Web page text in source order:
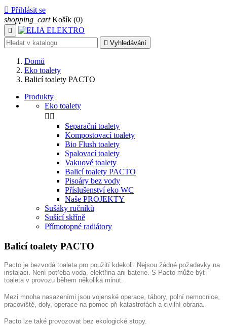
 Přihlásit se
shopping_cart Košík (0)

 Vyhledávání
Domů
Eko toalety
Balicí toalety PACTO
Produkty
Eko toalety
 
Separační toalety
Kompostovací toalety
Bio Flush toalety
Spalovací toalety
Vakuové toalety
Balicí toalety PACTO
Pisoáry bez vody
Příslušenství eko WC
Naše PROJEKTY
Sušáky ručníků
Sušící skříně
Přímotopné radiátory
Balicí toalety PACTO
Pacto je bezvodá toaleta pro použití kdekoli. Nejsou žádné požadavky na
instalaci. Není potřeba voda, elektřina ani baterie. S Pacto může být
toaleta v provozu během několika minut.
Mezi mnoha nasazeními jsou vojenské operace, tábory, polní nemocnice,
pracoviště, doly, operace na pomoc při katastrofách a civilní obrana.
Pacto lze také provozovat bez ekologické stopy.